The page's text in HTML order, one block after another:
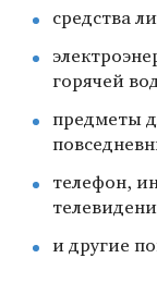
средства
горячей
предметы
телефон,
и другие